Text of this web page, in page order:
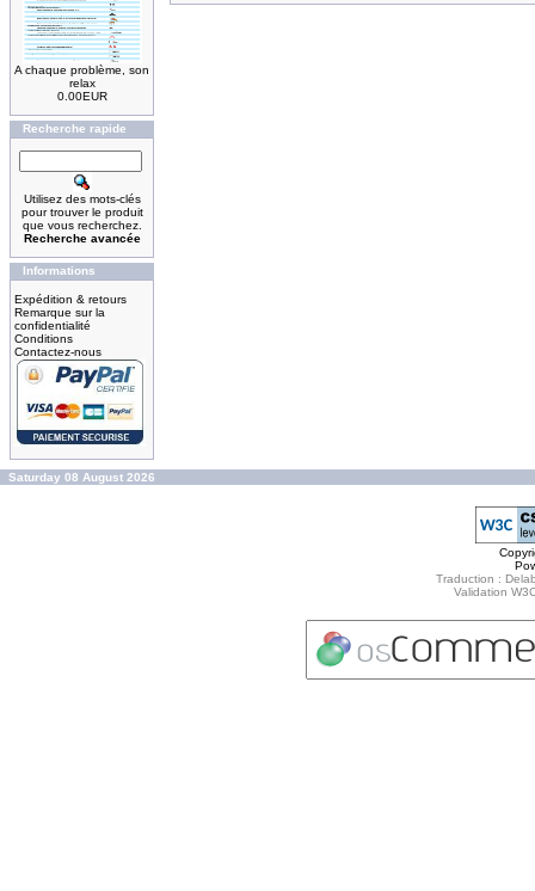
A chaque problème, son
relax
0.00EUR
Recherche rapide
Utilisez des mots-clés
pour trouver le produit
que vous recherchez.
Recherche avancée
Informations
Expédition & retours
Remarque sur la
confidentialité
Conditions
Contactez-nous
Saturday 08 August 2026
Traduction :
Validation